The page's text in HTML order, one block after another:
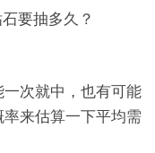
要抽多久？
次就中，也有可能
来估算一下平均需